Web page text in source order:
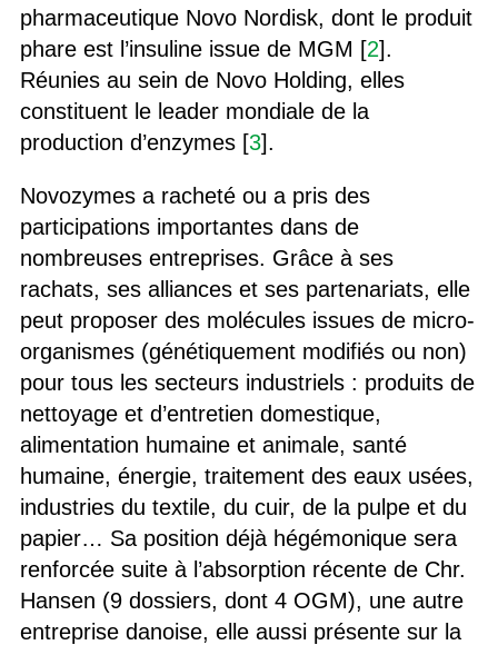
pharmaceutique Novo Nordisk, dont le produit
phare est l’insuline issue de MGM [2].
Réunies au sein de Novo Holding, elles
constituent le leader mondiale de la
production d’enzymes [3].
Novozymes a racheté ou a pris des
participations importantes dans de
nombreuses entreprises. Grâce à ses
rachats, ses alliances et ses partenariats, elle
peut proposer des molécules issues de micro-
organismes (génétiquement modifiés ou non)
pour tous les secteurs industriels : produits de
nettoyage et d’entretien domestique,
alimentation humaine et animale, santé
humaine, énergie, traitement des eaux usées,
industries du textile, du cuir, de la pulpe et du
papier… Sa position déjà hégémonique sera
renforcée suite à l’absorption récente de Chr.
Hansen (9 dossiers, dont 4 OGM), une autre
entreprise danoise, elle aussi présente sur la